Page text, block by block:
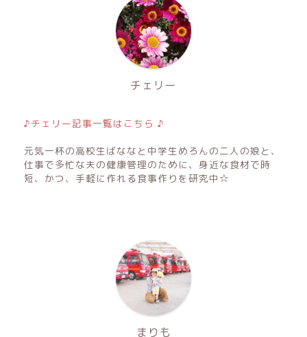
チェリー
♪チェリー記事一覧はこちら ♪
元気一杯の高校生ばななと中学生めろんの二人の娘と、
仕事で多忙な夫の健康管理のために、身近な食材で時
短、かつ、手軽に作れる食事作りを研究中☆
まりも